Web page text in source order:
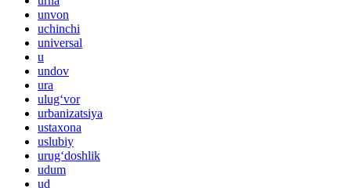
unvon
uchinchi
universal
u
undov
ura
ulug‘vor
urbanizatsiya
ustaxona
uslubiy
urug‘doshlik
udum
ud